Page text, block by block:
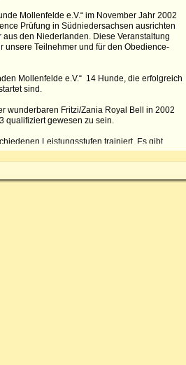
Mollenfelde e.V.“ im November Jahr 2002
Prüfung in Südniedersachsen ausrichten
den Niederlanden. Diese Veranstaltung
unsere Teilnehmer und für den Obedience-
Mollenfelde e.V.“ 14 Hunde, die erfolgreich
sind.
wunderbaren Fritzi/Zania Royal Bell in 2002
qualifiziert gewesen zu sein.
Leistungsstufen trainiert. Es gibt
Hierfür muss der Hund die Kommandos
„Sitz“, „Platz“, „Hier“ und Ablegen und er